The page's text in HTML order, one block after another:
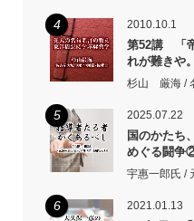
4 2010.10.1
第52講 「
れが難きや。
杉山 厳海 /
5 2025.07.22
国のかたち
めぐる闘
宇惠一郎氏 /
6 2021.01.13